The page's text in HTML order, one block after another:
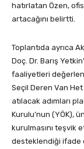
hatırlatan Özen,
artacağını belirtti.
Toplantıda ayrıca
Doç. Dr. Barış
faaliyetleri
Seçil Deren Van
atılacak adımları
Kurulu’nun (YÖK),
kurulmasını teşvik
desteklendiği ifade